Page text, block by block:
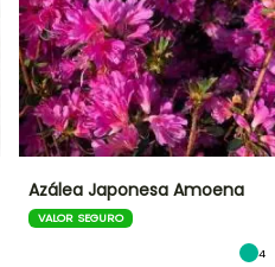
Azálea Japonesa Amoena
VALOR SEGURO
4